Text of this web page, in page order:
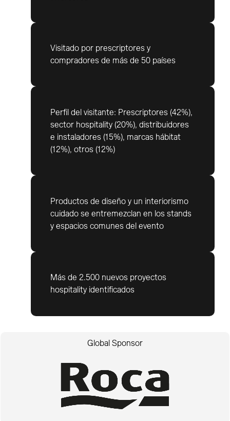
Visitado por prescriptores y
compradores de más de 50 países
Perfil del visitante: Prescriptores (42%),
sector hospitality (20%), distribuidores
e instaladores (15%), marcas hábitat
(12%), otros (12%)
Productos de diseño y un interiorismo
cuidado se entremezclan en los stands
y espacios comunes del evento
Más de 2.500 nuevos proyectos
hospitality identificados
Global Sponsor